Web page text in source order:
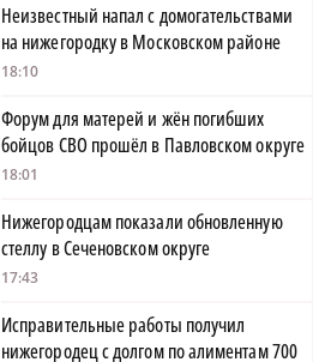
Неизвестный напал с домогательствами
на нижегородку в Московском районе
18:10
Форум для матерей и жён погибших
бойцов СВО прошёл в Павловском округе
18:01
Нижегородцам показали обновленную
стеллу в Сеченовском округе
17:43
Исправительные работы получил
нижегородец с долгом по алиментам 700